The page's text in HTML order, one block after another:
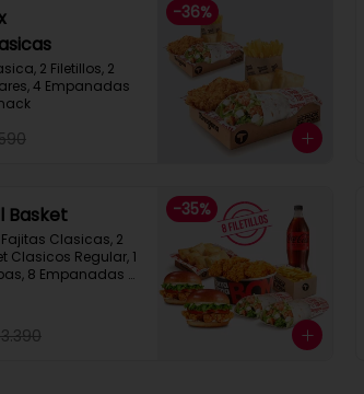
-36%
2 Filetillos, 2
4 Empanadas
-35%
Basket
Fajitas Clasicas, 2
Clasicos Regular, 1
8 Empanadas